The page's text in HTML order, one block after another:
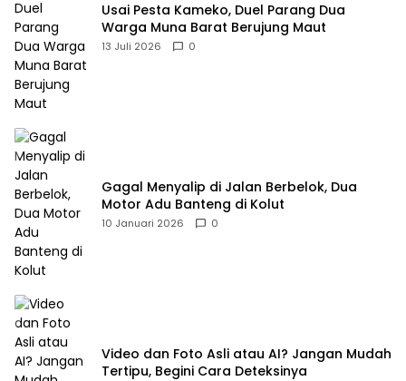
Usai Pesta Kameko, Duel Parang Dua
Warga Muna Barat Berujung Maut
13 Juli 2026 0
Gagal Menyalip di Jalan Berbelok, Dua
Motor Adu Banteng di Kolut
10 Januari 2026 0
Video dan Foto Asli atau AI? Jangan Mudah
Tertipu, Begini Cara Deteksinya